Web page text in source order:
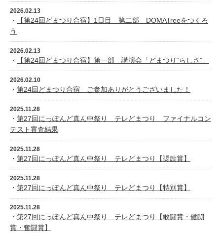
2026.02.13
・
【第24回どまつり合宿】1日目 第二部 DOMATreeをつくろ
う
2026.02.13
・ 【第24回どまつり合宿】第一部 講演会「どまつり“らしさ”」
2026.02.10
・ 第24回どまつり合宿 ご参加ありがとうございました！
2025.11.28
・ 第27回にっぽんど真ん中祭り テレどまつり ファイナルコン
テスト審査結果
2025.11.28
・ 第27回にっぽんど真ん中祭り テレどまつり【奨励賞】
2025.11.28
・ 第27回にっぽんど真ん中祭り テレどまつり【特別賞】
2025.11.28
・ 第27回にっぽんど真ん中祭り テレどまつり【敢闘賞・健闘
賞・奮闘賞】